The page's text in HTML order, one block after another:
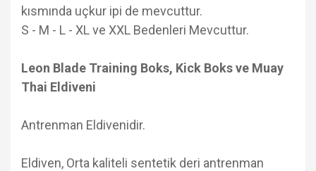
kısmında uçkur ipi de mevcuttur.
S - M - L - XL ve XXL Bedenleri Mevcuttur.
Leon Blade Training Boks, Kick Boks ve Muay
Thai Eldiveni
Antrenman Eldivenidir.
Eldiven, Orta kaliteli sentetik deri antrenman